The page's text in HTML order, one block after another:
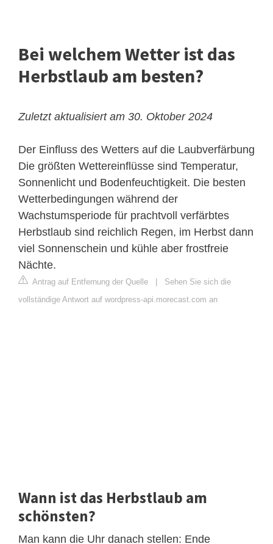
Bei welchem ​​Wetter ist das
Herbstlaub am besten?
Zuletzt aktualisiert am 30. Oktober 2024
Der Einfluss des Wetters auf die Laubverfärbung
Die größten Wettereinflüsse sind Temperatur,
Sonnenlicht und Bodenfeuchtigkeit. Die besten
Wetterbedingungen während der
Wachstumsperiode für prachtvoll verfärbtes
Herbstlaub sind reichlich Regen, im Herbst dann
viel Sonnenschein und kühle aber frostfreie
Nächte.
Antrag auf Entfernung der Quelle
Sehen Sie sich die
vollständige Antwort auf wordpress-api.morecast.com an
Wann ist das Herbstlaub am
schönsten?
Man kann die Uhr danach stellen: Ende